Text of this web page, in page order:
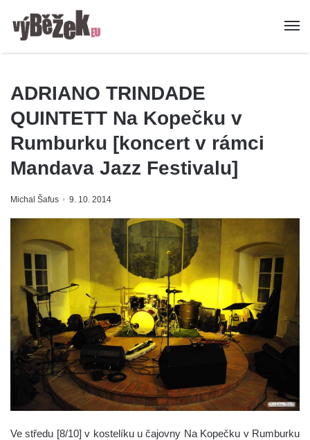
ADRIANO TRINDADE
QUINTETT Na Kopečku v
Rumburku [koncert v rámci
Mandava Jazz Festivalu]
Michal Šafus 9. 10. 2014
Ve středu [8/10] v kostelíku u čajovny Na Kopečku v Rumburku